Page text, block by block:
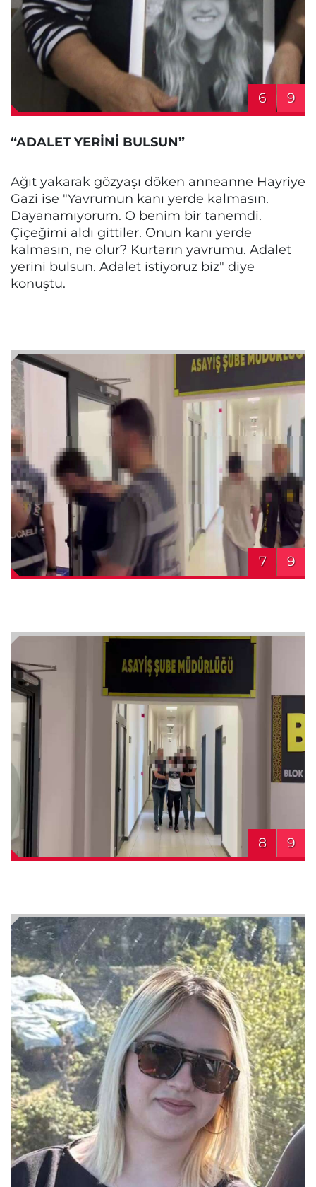
6 9
“ADALET YERİNİ BULSUN”
Ağıt yakarak gözyaşı döken anneanne Hayriye
Gazi ise "Yavrumun kanı yerde kalmasın.
Dayanamıyorum. O benim bir tanemdi.
Çiçeğimi aldı gittiler. Onun kanı yerde
kalmasın, ne olur? Kurtarın yavrumu. Adalet
yerini bulsun. Adalet istiyoruz biz" diye
konuştu.
7 9
8 9